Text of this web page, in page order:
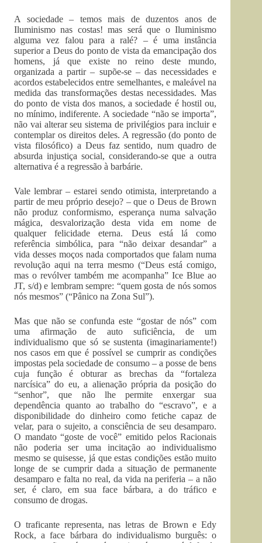
A sociedade – temos mais de duzentos anos de
Iluminismo nas costas! mas será que o Iluminismo
alguma vez falou para a ralé? – é uma instância
superior a Deus do ponto de vista da emancipação dos
homens, já que existe no reino deste mundo,
organizada a partir – supõe-se – das necessidades e
acordos estabelecidos entre semelhantes, e maleável na
medida das transformações destas necessidades. Mas
do ponto de vista dos manos, a sociedade é hostil ou,
no mínimo, indiferente. A sociedade “não se importa”,
não vai alterar seu sistema de privilégios para incluir e
contemplar os direitos deles. A regressão (do ponto de
vista filosófico) a Deus faz sentido, num quadro de
absurda injustiça social, considerando-se que a outra
alternativa é a regressão à barbárie.
Vale lembrar – estarei sendo otimista, interpretando a
partir de meu próprio desejo? – que o Deus de Brown
não produz conformismo, esperança numa salvação
mágica, desvalorização desta vida em nome de
qualquer felicidade eterna. Deus está lá como
referência simbólica, para “não deixar desandar” a
vida desses moços nada comportados que falam numa
revolução aqui na terra mesmo (“Deus está comigo,
mas o revólver também me acompanha” Ice Blue ao
JT, s/d) e lembram sempre: “quem gosta de nós somos
nós mesmos” (“Pânico na Zona Sul”).
Mas que não se confunda este “gostar de nós” com
uma afirmação de auto suficiência, de um
individualismo que só se sustenta (imaginariamente!)
nos casos em que é possível se cumprir as condições
impostas pela sociedade de consumo – a posse de bens
cuja função é obturar as brechas da “fortaleza
narcísica” do eu, a alienação própria da posição do
“senhor”, que não lhe permite enxergar sua
dependência quanto ao trabalho do “escravo”, e a
disponibilidade do dinheiro como fetiche capaz de
velar, para o sujeito, a consciência de seu desamparo.
O mandato “goste de você” emitido pelos Racionais
não poderia ser uma incitação ao individualismo
mesmo se quisesse, já que estas condições estão muito
longe de se cumprir dada a situação de permanente
desamparo e falta no real, da vida na periferia – a não
ser, é claro, em sua face bárbara, a do tráfico e
consumo de drogas.
O traficante representa, nas letras de Brown e Edy
Rock, a face bárbara do individualismo burguês: o